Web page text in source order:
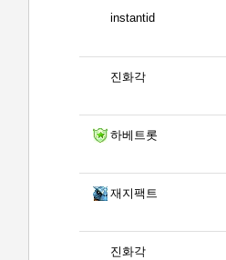
instantid
진화각
하베트롯
재지팩트
진화각